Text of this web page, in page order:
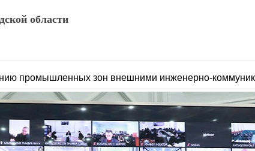
области
промышленных зон внешними инженерно-